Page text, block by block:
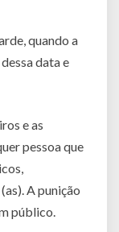
quando a
data e
e as
pessoa que
A punição
público.